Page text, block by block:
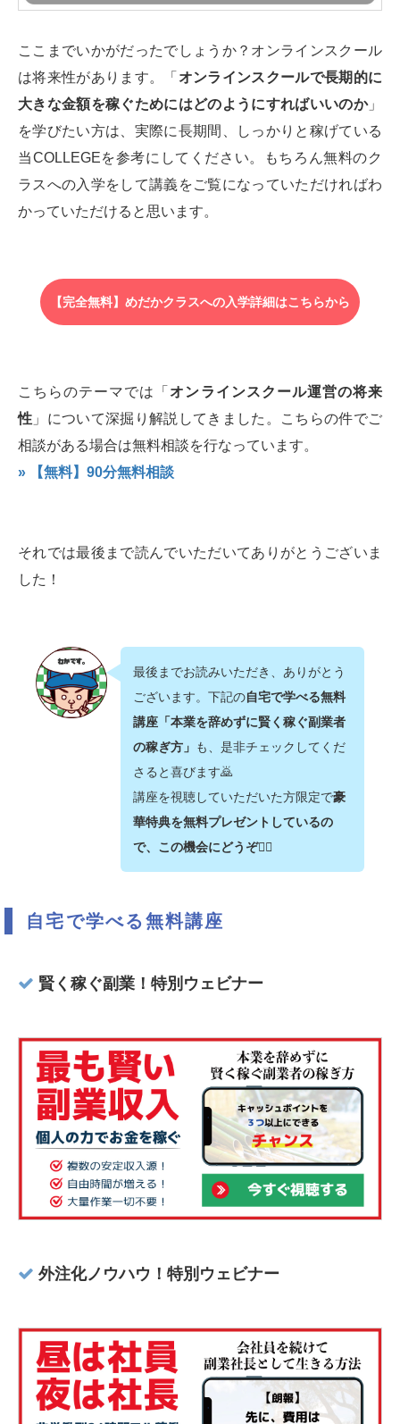
ここまでいかがだったでしょうか？オンラインスクール
は将来性があります。「 オンラインスクールで長期的に
大きな金額を稼ぐためにはどのようにすればいいのか」
を学びたい方は、実際に長期間、しっかりと稼げている
当COLLEGEを参考にしてください。もちろん無料のク
ラスへの入学をして講義をご覧になっていただければわ
かっていただけると思います。
【完全無料】めだかクラスへの入学詳細はこちらから
こちらのテーマでは「 オンラインスクール運営の将来
性 」について深掘り解説してきました。こちらの件でご
相談がある場合は無料相談を行なっています。
» 【無料】90分無料相談
それでは最後まで読んでいただいてありがとうございま
した！
最後までお読みいただき、ありがとう
ございます。下記の自宅で学べる無料
講座「本業を辞めずに賢く稼ぐ副業者
の稼ぎ方」 も、是非チェックしてくだ
さると喜びます🙇‍
講座を視聴していただいた方限定で豪
華特典を無料プレゼントしているの
で、この機会にどうぞ💁‍♂️
自宅で学べる無料講座
賢く稼ぐ副業！特別ウェビナー
外注化ノウハウ！特別ウェビナー